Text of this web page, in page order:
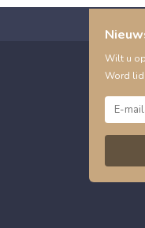
Wilt u
Word